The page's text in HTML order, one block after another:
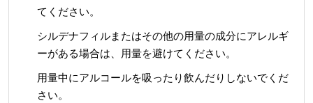
てください。
シルデナフィルまたはその他の用量の成分にアレルギ
ーがある場合は、用量を避けてください。
用量中にアルコールを吸ったり飲んだりしないでくだ
さい。